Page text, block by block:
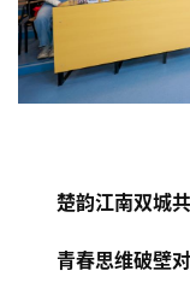
楚韵江南双城
青春思维破壁